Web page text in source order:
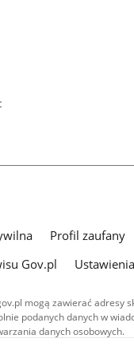
Profil zaufany
Gov.pl
mogą zawierać adresy
podanych danych w
danych osobowych.